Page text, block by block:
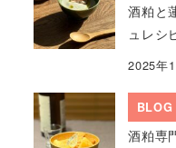
酒粕と
ュレシ
2025年
BLOG
酒粕専